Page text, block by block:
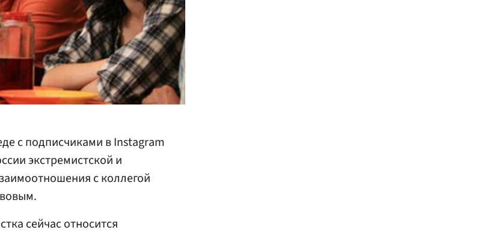
с подписчиками в Instagram
экстремистской и
с коллегой
сейчас относится